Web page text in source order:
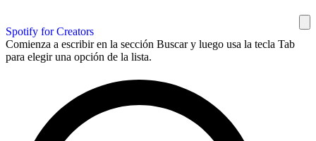
Spotify for Creators
Comienza a escribir en la sección Buscar y luego usa la tecla Tab
para elegir una opción de la lista.